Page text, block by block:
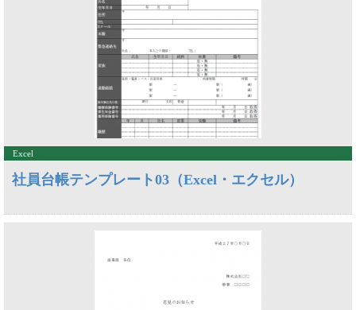
Excel
社員台帳テンプレート03（Excel・エクセル）